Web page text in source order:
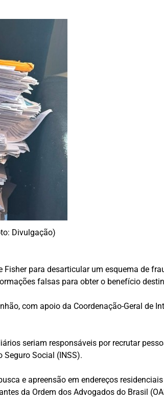
Divulgação)
para desarticular um esquema de
falsas para obter o benefício
com apoio da Coordenação-Geral de
seriam responsáveis por recrutar
Social (INSS).
e apreensão em endereços
da Ordem dos Advogados do Brasil